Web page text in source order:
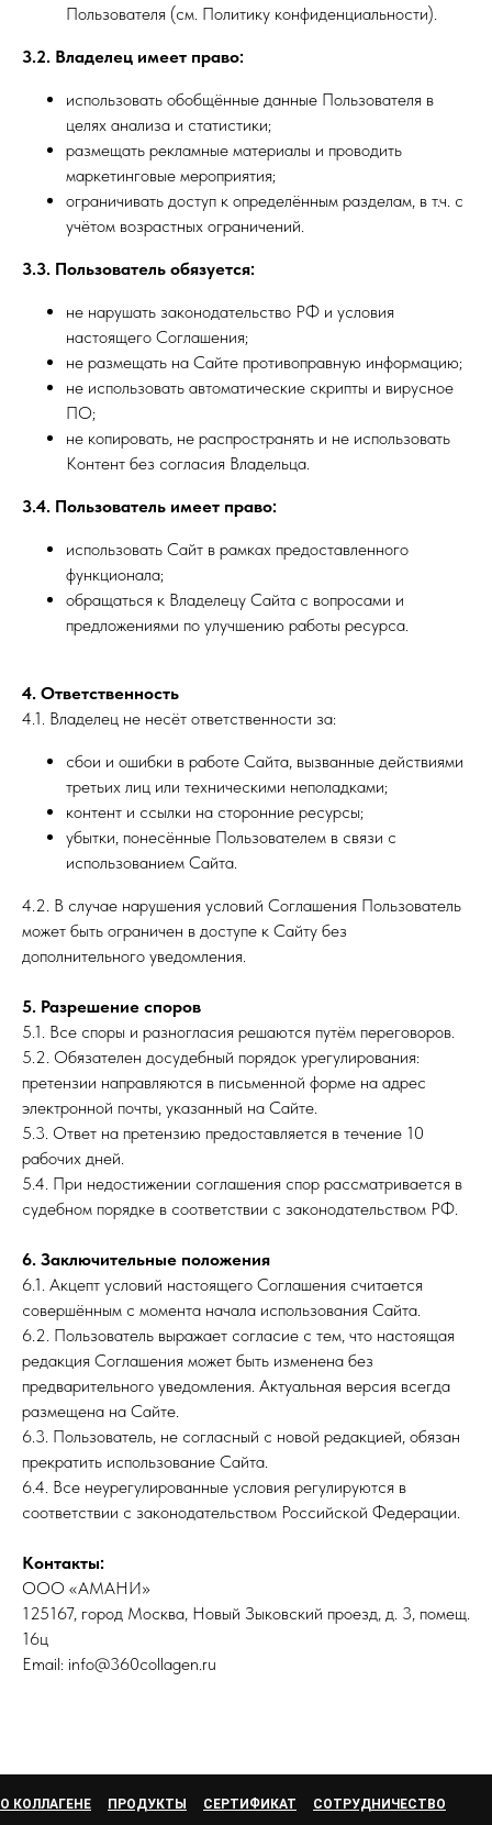
Пользователя (см. Политику конфиденциальности).
3.2. Владелец имеет право:
использовать обобщённые данные Пользователя в
целях анализа и статистики;
размещать рекламные материалы и проводить
маркетинговые мероприятия;
ограничивать доступ к определённым разделам, в т.ч. с
учётом возрастных ограничений.
3.3. Пользователь обязуется:
не нарушать законодательство РФ и условия
настоящего Соглашения;
не размещать на Сайте противоправную информацию;
не использовать автоматические скрипты и вирусное
ПО;
не копировать, не распространять и не использовать
Контент без согласия Владельца.
3.4. Пользователь имеет право:
использовать Сайт в рамках предоставленного
функционала;
обращаться к Владелецу Сайта с вопросами и
предложениями по улучшению работы ресурса.
4. Ответственность
4.1. Владелец не несёт ответственности за:
сбои и ошибки в работе Сайта, вызванные действиями
третьих лиц или техническими неполадками;
контент и ссылки на сторонние ресурсы;
убытки, понесённые Пользователем в связи с
использованием Сайта.
4.2. В случае нарушения условий Соглашения Пользователь
может быть ограничен в доступе к Сайту без
дополнительного уведомления.
5. Разрешение споров
5.1. Все споры и разногласия решаются путём переговоров.
5.2. Обязателен досудебный порядок урегулирования:
претензии направляются в письменной форме на адрес
электронной почты, указанный на Сайте.
5.3. Ответ на претензию предоставляется в течение 10
рабочих дней.
5.4. При недостижении соглашения спор рассматривается в
судебном порядке в соответствии с законодательством РФ.
6. Заключительные положения
6.1. Акцепт условий настоящего Соглашения считается
совершённым с момента начала использования Сайта.
6.2. Пользователь выражает согласие с тем, что настоящая
редакция Соглашения может быть изменена без
предварительного уведомления. Актуальная версия всегда
размещена на Сайте.
6.3. Пользователь, не согласный с новой редакцией, обязан
прекратить использование Сайта.
6.4. Все неурегулированные условия регулируются в
соответствии с законодательством Российской Федерации.
Контакты:
ООО «АМАНИ»
125167, город Москва, Новый Зыковский проезд, д. 3, помещ.
16ц
Email: info@360collagen.ru
О КОЛЛАГЕНЕ ПРОДУКТЫ СЕРТИФИКАТ
СОТРУДНИЧЕСТВО